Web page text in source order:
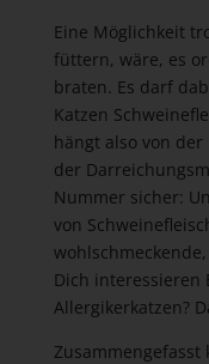
Eine Möglichkeit
füttern, wäre, es
braten. Es darf
Katzen
hängt also von
der
Nummer sicher:
von
Dich interessieren
Allergikerkatzen?